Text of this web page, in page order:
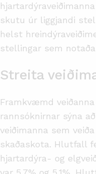
skutu úr liggjandi
helst
stellingar sem
Streita
Framkvæmd
rannsóknirnar sýna
veiðimanna sem
skaðaskota. Hlutfall
hjartardýra- og